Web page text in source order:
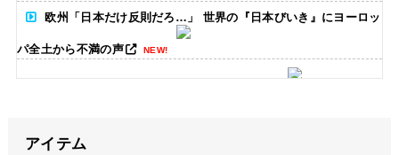
欧州「日本だけ反則だろ…」 世界の『日本びいき』にヨーロッ
パ全土から不満の声 NEW!
NEW!
アイテム